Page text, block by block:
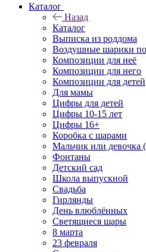
Каталог
Назад
Каталог
Выписка из роддома
Воздушные шарики
Композиции для неё
Композиции для него
Композиции для детей
Для мамы
Цифры для детей
Цифры 10-15 лет
Цифры 16+
Коробка с шарами
Мальчик или девочка
Фонтаны
Детский сад
Школа выпускной
Свадьба
Гирлянды
День влюблённых
Светящиеся шары
8 марта
23 февраля